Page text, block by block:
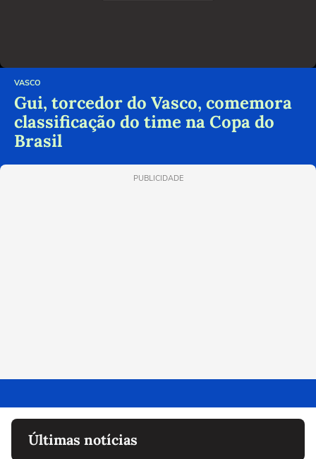
VASCO
Gui, torcedor do Vasco, comemora
classificação do time na Copa do
Brasil
PUBLICIDADE
Últimas notícias